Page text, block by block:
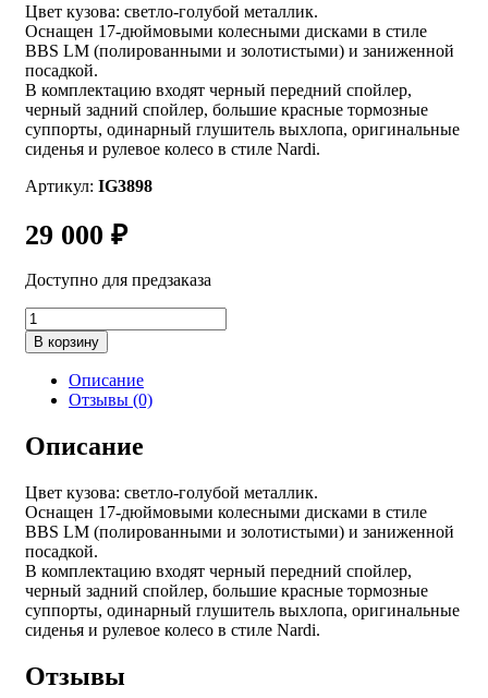
Цвет кузова: светло-голубой металлик.
Оснащен 17‑дюймовыми колесными дисками в стиле
BBS LM (полированными и золотистыми) и заниженной
посадкой.
В комплектацию входят черный передний спойлер,
черный задний спойлер, большие красные тормозные
суппорты, одинарный глушитель выхлопа, оригинальные
сиденья и рулевое колесо в стиле Nardi.
Артикул: IG3898
29 000 ₽
Доступно для предзаказа
Количество
товара
IG3898
Ignition
Model
Nissan
Fairlady
Z
Seater
300ZR
(Z31)
Light
Blue
Metallic
1:18
В корзину
Описание
Отзывы (0)
Описание
Цвет кузова: светло-голубой металлик.
Оснащен 17‑дюймовыми колесными дисками в стиле
BBS LM (полированными и золотистыми) и заниженной
посадкой.
В комплектацию входят черный передний спойлер,
черный задний спойлер, большие красные тормозные
суппорты, одинарный глушитель выхлопа, оригинальные
сиденья и рулевое колесо в стиле Nardi.
Отзывы